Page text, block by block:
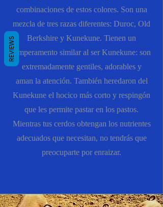
combinaciones de estos colores. Son una
mezcla de tres razas diferentes: Duroc, Old
Berkshire y Kunekune. Tienen un
temperamento similar al ser Kunekune: son
extremadamente gentiles, adorables y
aman la atención. También heredaron del
Kunekune el hocico más corto y respingón
que les permite pastar en los pastos.
Mientras tus cerdos obtengan los nutrientes
adecuados que necesitan, no tendrás que
preocuparte por enraizar.
REVIEWS